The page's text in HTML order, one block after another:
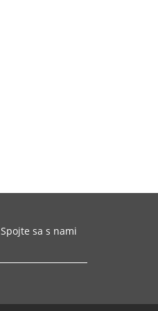
Spojte sa s nami